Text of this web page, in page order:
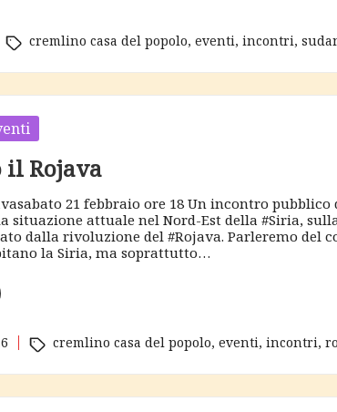
cremlino casa del popolo, eventi, incontri,
Rojava
21 febbraio ore 18 Un incontro
situazione attuale nel Nord-Est della #Siria,
dalla rivoluzione del #Rojava. Parleremo del
la Siria, ma soprattutto…
cremlino casa del popolo, eventi, incontri,